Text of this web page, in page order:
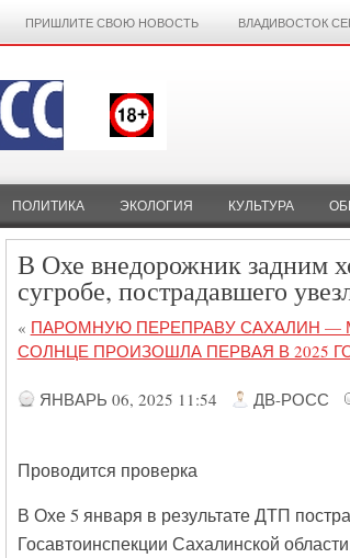
ПРИШЛИТЕ СВОЮ НОВОСТЬ ВЛАДИВОСТОК
ПОЛИТИКА ЭКОЛОГИЯ КУЛЬТУРА
В Охе внедорожник задним
сугробе, пострадавшего
« ПАРОМНУЮ ПЕРЕПРАВУ САХАЛИН —
СОЛНЦЕ ПРОИЗОШЛА ПЕРВАЯ В 2025
ЯНВАРЬ 06, 2025 11:54 ДВ-РОСС
Проводится проверка
В Охе 5 января в результате ДТП
Госавтоинспекции Сахалинской